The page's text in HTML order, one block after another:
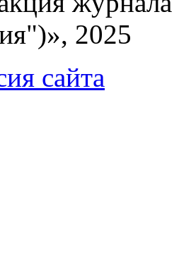
2025
сайта